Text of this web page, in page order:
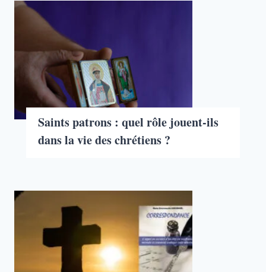
Saints patrons : quel rôle jouent-ils
dans la vie des chrétiens ?